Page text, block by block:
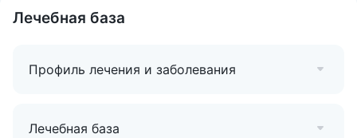
Сопутствующие лечебные профили:
аппарата, кардиология, болезни нервной системы,
педиатрическое отделение, где лечат детей возрастом
Лечебная база
Профиль лечения и заболевания
Лечебная база